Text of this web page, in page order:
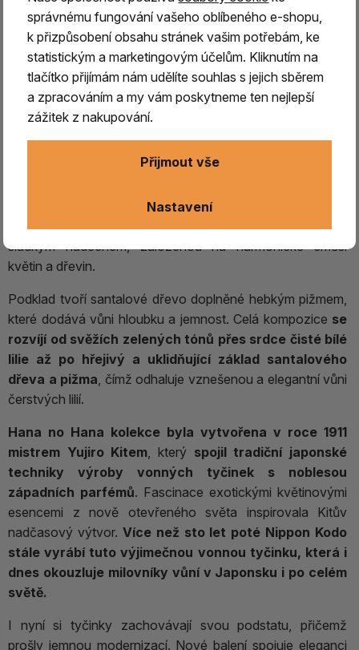
Vonné tyčinky - Hana no Hana
Incense/ Lily
Kolekce vonných tyčinek Hana no Hana - užijte si
- první květinové japonské vonné
pole bílých lilií rozkvétajících s ladnou elegancí. Tato vonná
tyčinka vyzařuje květinově zelenou vůni s jemným hořko-
sladkým nádechem, založenou na harmonické směsi
květin a dřevin.
Podklad tvoří santalové dřevo doplněné hebkým pižmem,
které dodává vůni hloubku a jemnost. Celá kompozice se
rozvíjí od svěžích zelených tónů přes srdce čisté bílé
lilie až po hřejivý a uklidňující základ santalového
dřeva a pižma, čímž odhaluje vznešenou a elegantní vůni
čerstvých lilií.
Hana no Hana kolekce byla vytvořena v roce 1911
mistrem Yujiro Kitem, který spojil tradiční japonské
techniky výroby vonných tyčinek s noblesou
západních parfémů. Fascinace exotickými květinovými
esencemi z nově otevřeného světa inspirovala Kitův
nadčasový výtvor. Více než sto let poté Nippon Kodo
stále vyrábí tuto výjimečnou vonnou tyčinku, která i
dnes okouzluje milovníky vůní v Japonsku i po celém
světě.
I nyní si tyčinky zachovávají svou podstatu, přičemž
prošly jemnou modernizací. Nové balení spojuje eleganci
správnému fungování vašeho oblíbeného e-shopu,
k přizpůsobení obsahu stránek vašim potřebám, ke
statistickým a marketingovým účelům. Kliknutím na
tlačítko přijímám nám udělíte souhlas s jejich sběrem
a zpracováním a my vám poskytneme ten nejlepší
zážitek z nakupování.
Nastavení
Přijmout vše